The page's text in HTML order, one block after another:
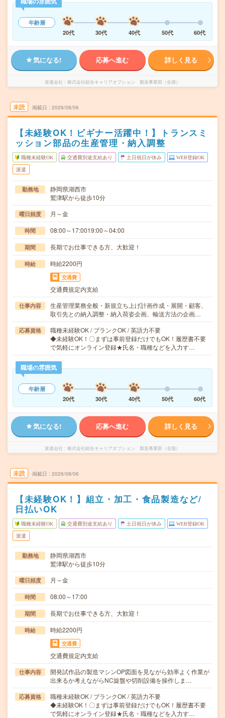
年齢層
20代
30代 40代 50代 60代
気になる! 応募へ進む 詳しく見る
派遣会社 株式会社綜合キャリアオプション 製造事業部（全国）
未読 掲載日 2026/08/06
【未経験OK！ビギナー活躍中！】トランスミ
ッション部品の生産管理・納入調整
職種未経験OK 交通費別途支給あり 土日祝日が休み WEB登録OK
派遣
勤務地
静岡県湖西市
鷲津駅から徒歩10分
曜日頻度 月～金
時間 08:00～17:0019:00～04:00
期間 長期でお仕事できる方、大歓迎！
時給 時給2200円
交通費
交通費規定内支給
仕事内容
生産管理業務全般・新規立ち上げ計画作成・展開・顧客、
取引先との納入調整・納入荷姿企画、輸送方法の企画…
応募資格
職種未経験OK / ブランクOK / 英語力不要
◆未経験OK！〇まずは事前登録だけでもOK！履歴書不要
で気軽にオンライン登録★氏名・職種などを入力す…
職場の雰囲気
年齢層
20代
30代 40代 50代 60代
気になる! 応募へ進む 詳しく見る
派遣会社 株式会社綜合キャリアオプション 製造事業部（全国）
未読 掲載日 2026/08/06
【未経験OK！】組立・加工・食品製造など/
日払いOK
職種未経験OK 交通費別途支給あり 土日祝日が休み WEB登録OK
派遣
勤務地
静岡県湖西市
鷲津駅から徒歩10分
曜日頻度 月～金
時間 08:00～17:00
期間 長期でお仕事できる方、大歓迎！
時給 時給2200円
交通費
交通費規定内支給
仕事内容
開発試作品の製造マシンOP図面を見ながら効率よく作業が
出来るか考えながらNC旋盤や切削設備を操作しま…
応募資格
職種未経験OK / ブランクOK / 英語力不要
◆未経験OK！〇まずは事前登録だけでもOK！履歴書不要
で気軽にオンライン登録★氏名・職種などを入力す…